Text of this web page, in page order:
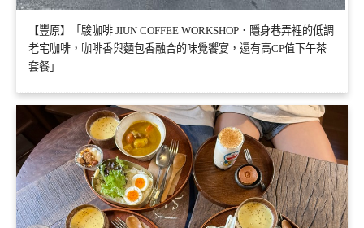
【豐原】「駿咖啡 JIUN COFFEE WORKSHOP．隱身巷弄裡的低調
老宅咖啡，咖啡香與麵包香融合的味覺饗宴，還有高CP值下午茶
套餐」